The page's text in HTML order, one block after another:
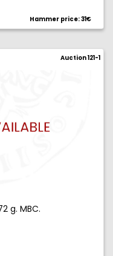
Hammer price: 31€
Auction 121-1
g. MBC.